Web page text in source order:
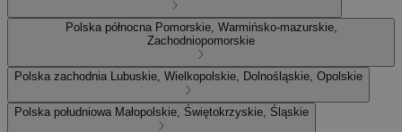
Polska północna Pomorskie, Warmińsko-mazurskie,
Zachodniopomorskie
Polska zachodnia Lubuskie, Wielkopolskie, Dolnośląskie, Opolskie
Polska południowa Małopolskie, Świętokrzyskie, Śląskie